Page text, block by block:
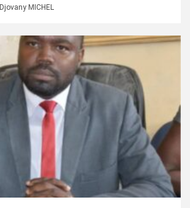
Djovany MICHEL